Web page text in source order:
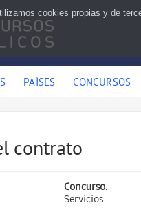
PAÍSES CONCURSOS
contrato
Concurso.
Servicios
cookies propias y de